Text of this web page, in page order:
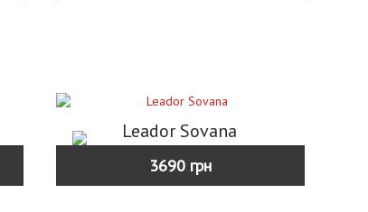
Leador Sovana
3690 грн